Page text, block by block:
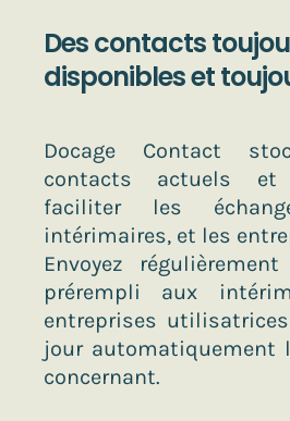
Des contacts
disponibles et
Docage Contact
contacts actuels et
faciliter les
intérimaires, et les
Envoyez
prérempli aux
entreprises
jour automatiquement
concernant.